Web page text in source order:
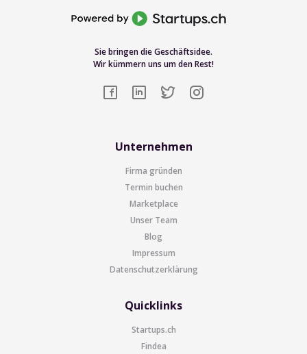
Sie bringen die Geschäftsidee.
Wir kümmern uns um den Rest!
Unternehmen
Firma gründen
Termin buchen
Marketplace
Unser Team
Blog
Impressum
Datenschutzerklärung
Quicklinks
Startups.ch
Findea